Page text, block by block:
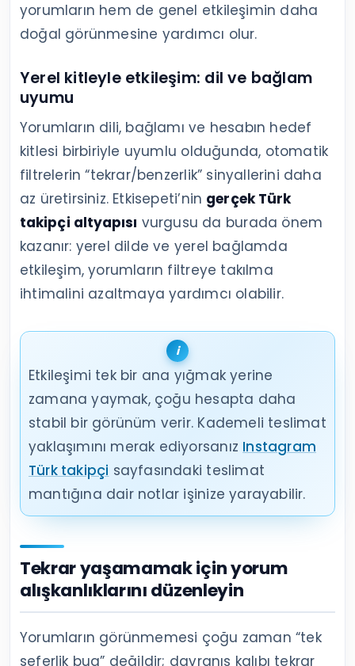
yorumların hem de genel etkileşimin daha
doğal görünmesine yardımcı olur.
Yerel kitleyle etkileşim: dil ve bağlam
uyumu
Yorumların dili, bağlamı ve hesabın hedef
kitlesi birbiriyle uyumlu olduğunda, otomatik
filtrelerin “tekrar/benzerlik” sinyallerini daha
az üretirsiniz. Etkisepeti’nin gerçek Türk
takipçi altyapısı vurgusu da burada önem
kazanır: yerel dilde ve yerel bağlamda
etkileşim, yorumların filtreye takılma
ihtimalini azaltmaya yardımcı olabilir.
Etkileşimi tek bir ana yığmak yerine
zamana yaymak, çoğu hesapta daha
stabil bir görünüm verir. Kademeli teslimat
yaklaşımını merak ediyorsanız Instagram
Türk takipçi sayfasındaki teslimat
mantığına dair notlar işinize yarayabilir.
Tekrar yaşamamak için yorum
alışkanlıklarını düzenleyin
Yorumların görünmemesi çoğu zaman “tek
seferlik bug” değildir; davranış kalıbı tekrar